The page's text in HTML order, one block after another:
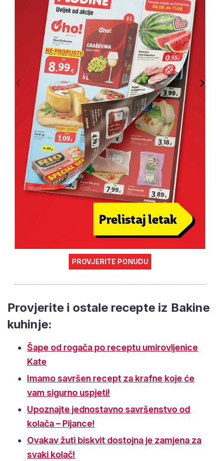
PROVJERITE PONUDU
Provjerite i ostale recepte iz Bakine
kuhinje:
Šape od rogača po receptu umirovljenice
Kate
Imamo savršen recept za krafne koje će
vam sigurno uspjeti!
Upoznajte jednostavno savršenstvo od
kolača – Pijance!
Ovakav žuti biskvit dostojna je zamjena za
svaki kolač!